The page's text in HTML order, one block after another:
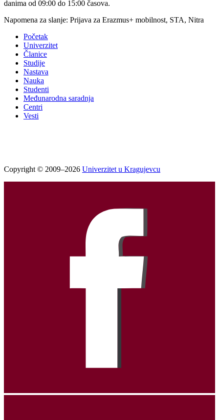
danima od 09:00 do 15:00 časova.
Napomena za slanje: Prijava za Erazmus+ mobilnost, STA, Nitra
Početak
Univerzitet
Članice
Studije
Nastava
Nauka
Studenti
Međunarodna saradnja
Centri
Vesti
Copyright © 2009–2026 Univerzitet u Kragujevcu